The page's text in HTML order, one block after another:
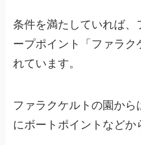
条件を満たしていれば、
ープポイント
「ファラ
れています。
ファラクケルトの園から
にボートポイントなどか